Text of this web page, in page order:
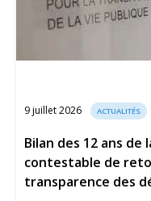
9 juillet 2026 ACTUALITÉS
Bilan des 12 ans de
contestable de
transparence des